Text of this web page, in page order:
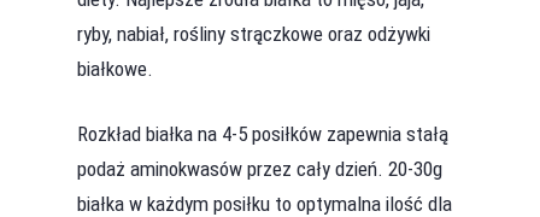
ryby, nabiał, rośliny strączkowe oraz odżywki
białkowe.
Rozkład białka na 4-5 posiłków zapewnia stałą
podaż aminokwasów przez cały dzień. 20-30g
białka w każdym posiłku to optymalna ilość dla